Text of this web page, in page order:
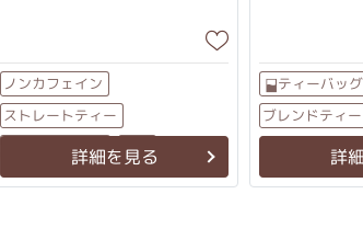
ノンカフェイン
ストレートティー
ティーバッグ 大袋
詳細を見る
ティーバッグ
ブレンドティー
詳